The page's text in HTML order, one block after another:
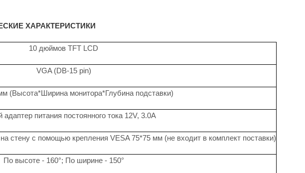
ХАРАКТЕРИСТИКИ
10 дюймов TFT LCD
VGA (DB-15 pin)
(Высота*Ширина монитора*Глубина подставки)
питания постоянного тока 12V, 3.0A
стену с помощью крепления VESA 75*75 мм (не входит в комплект поставки)
По высоте - 160°; По ширине - 150°